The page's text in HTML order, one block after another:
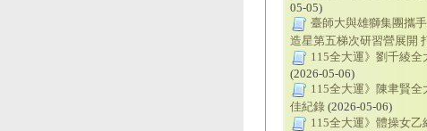
05-05)
臺師大與雄獅集團攜
造星第五梯次研習營展開
115全大運》劉千綾
(2026-05-06)
115全大運》陳聿賢
佳紀錄 (2026-05-06)
115全大運》體操女